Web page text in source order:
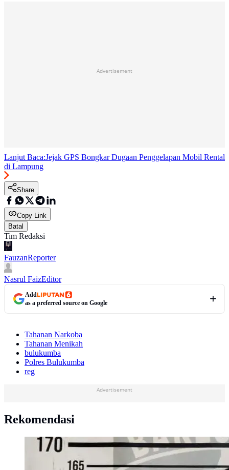
Advertisement
Lanjut Baca:Jejak GPS Bongkar Dugaan Penggelapan Mobil Rental
di Lampung
Share
Copy Link
Batal
Tim Redaksi
FauzanReporter
Nasrul FaizEditor
Add
as a preferred source on Google
Tahanan Narkoba
Tahanan Menikah
bulukumba
Polres Bulukumba
reg
Advertisement
Rekomendasi